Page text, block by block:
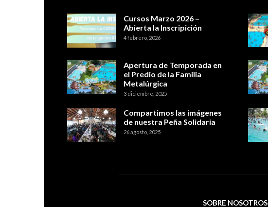
Cursos Marzo 2026 –
Abierta la Inscripición
4 febrero, 2026
Apertura de Temporada en
el Predio de la Familia
Metalúrgica
3 diciembre, 2025
Compartimos las imágenes
de nuestra Peña Solidaria
26 agosto, 2025
SOBRE NOSOTROS